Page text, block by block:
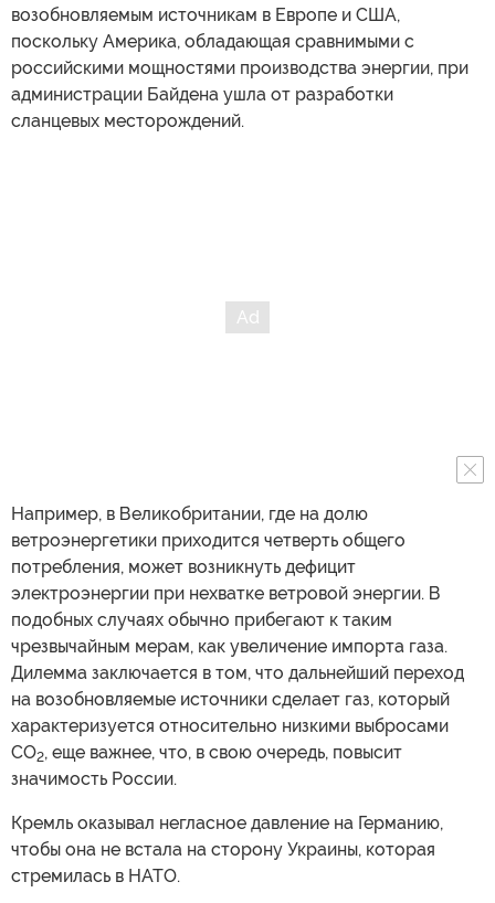
возобновляемым источникам в Европе и США,
поскольку Америка, обладающая сравнимыми с
российскими мощностями производства энергии, при
администрации Байдена ушла от разработки
сланцевых месторождений.
Например, в Великобритании, где на долю
ветроэнергетики приходится четверть общего
потребления, может возникнуть дефицит
электроэнергии при нехватке ветровой энергии. В
подобных случаях обычно прибегают к таким
чрезвычайным мерам, как увеличение импорта газа.
Дилемма заключается в том, что дальнейший переход
на возобновляемые источники сделает газ, который
характеризуется относительно низкими выбросами
CO2, еще важнее, что, в свою очередь, повысит
значимость России.
Кремль оказывал негласное давление на Германию,
чтобы она не встала на сторону Украины, которая
стремилась в НАТО.